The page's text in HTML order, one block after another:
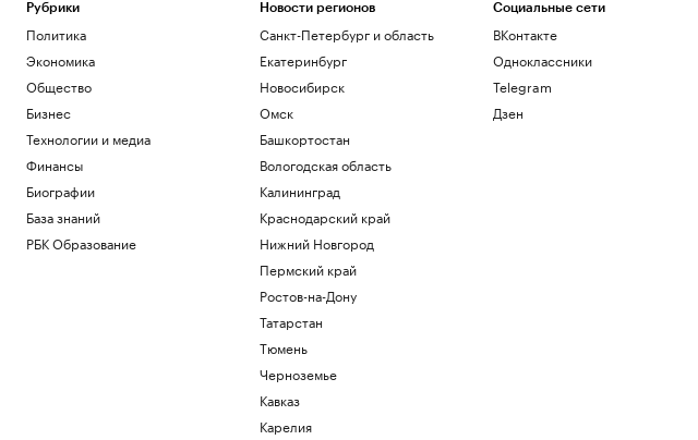
Рубрики
Политика
Экономика
Общество
Бизнес
Технологии и медиа
Финансы
Биографии
База знаний
РБК Образование
Новости регионов
Санкт-Петербург и область
Екатеринбург
Новосибирск
Омск
Башкортостан
Вологодская область
Калининград
Краснодарский край
Нижний Новгород
Пермский край
Ростов-на-Дону
Татарстан
Тюмень
Черноземье
Кавказ
Карелия
Социальные сети
ВКонтакте
Одноклассники
Telegram
Дзен